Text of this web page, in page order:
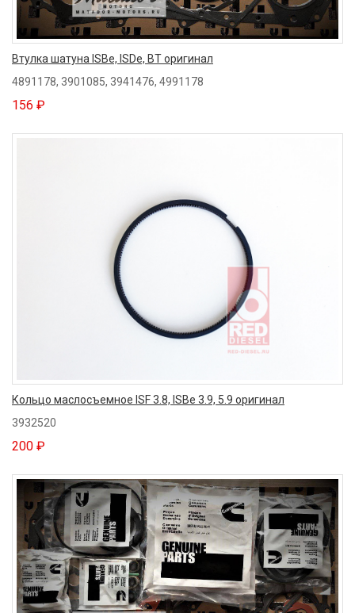
Втулка шатуна ISBe, ISDe, BT оригинал
4891178, 3901085, 3941476, 4991178
156 ₽
Кольцо маслосъемное ISF 3.8, ISBe 3.9, 5.9 оригинал
3932520
200 ₽